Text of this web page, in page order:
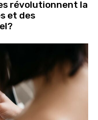
révolutionnent la
et des